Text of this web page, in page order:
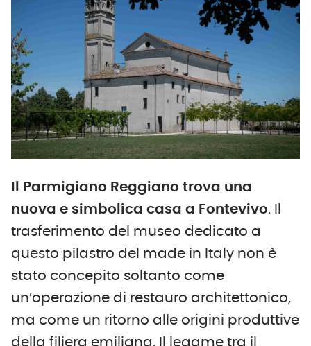
Il Parmigiano Reggiano trova una
nuova e simbolica casa a Fontevivo. Il
trasferimento del museo dedicato a
questo pilastro del made in Italy non è
stato concepito soltanto come
un’operazione di restauro architettonico,
ma come un ritorno alle origini produttive
della filiera emiliana. Il legame tra il